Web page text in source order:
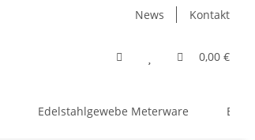
News Kontakt
0,00 €
Edelstahlgewebe Meterware